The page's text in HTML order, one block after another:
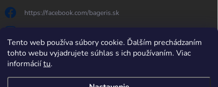
Tento web používa súbory cookie. Ďalším prechádzaním
tohto webu vyjadrujete súhlas s ich používaním. Viac
informáciítu.
https://facebook.com/bageris.sk
https://www.youtube.com/@bageris